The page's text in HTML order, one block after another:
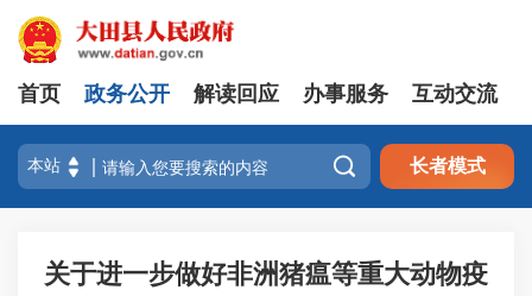
首页 政务公开 解读回应 办事服务 互动交流
 长者模式
关于进一步做好非洲猪瘟等重大动物疫